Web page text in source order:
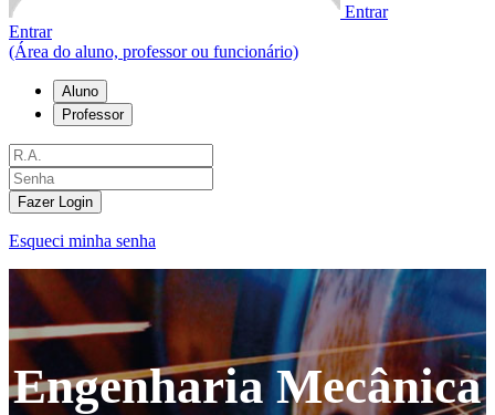
Entrar
Entrar
(Área do aluno, professor ou funcionário)
Aluno
Professor
Fazer Login
Esqueci minha senha
Engenharia Mecânica